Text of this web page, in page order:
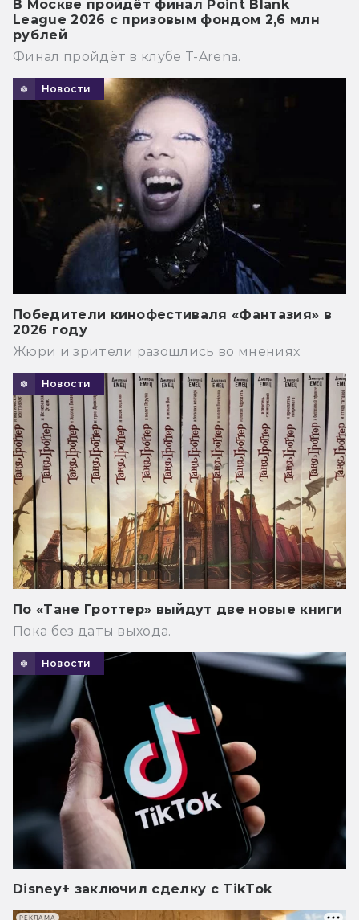
В Москве пройдёт финал Point Blank
League 2026 с призовым фондом 2,6 млн
рублей
Финал пройдёт в клубе T-Arena.
Новости
Победители кинофестиваля «Фантазия» в
2026 году
Жюри и зрители разошлись во мнениях
Новости
По «Тане Гроттер» выйдут две новые книги
Пока без даты выхода.
Новости
Disney+ заключил сделку с TikTok
РЕКЛАМА